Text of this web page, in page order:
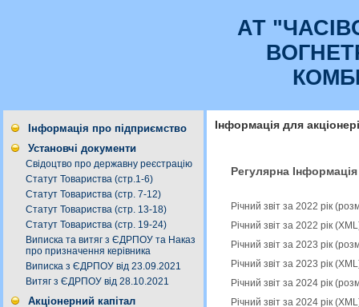
АТ
Інформація про підприємство
Установчі документи
Свідоцтво про державну реєстрацію
Статут Товариства (стр.1-6)
Статут Товариства (стр. 7-12)
Статут Товариства (стр. 13-18)
Статут Товариства (стр. 19-24)
Виписка та витяг з ЄДРПОУ та Наказ
про призначення керівника
Виписка з ЄДРПОУ від 23.09.2021
Витяг з ЄДРПОУ від 28.10.2021
Акціонерний капітал
Інформація для
Регулярна Інформація
Річний звіт за 2022 рік
Річний звіт за 2022 рік
Річний звіт за 2023 рік
Річний звіт за 2023 рік
Річний звіт за 2024 рік
Річний звіт за 2024 рік